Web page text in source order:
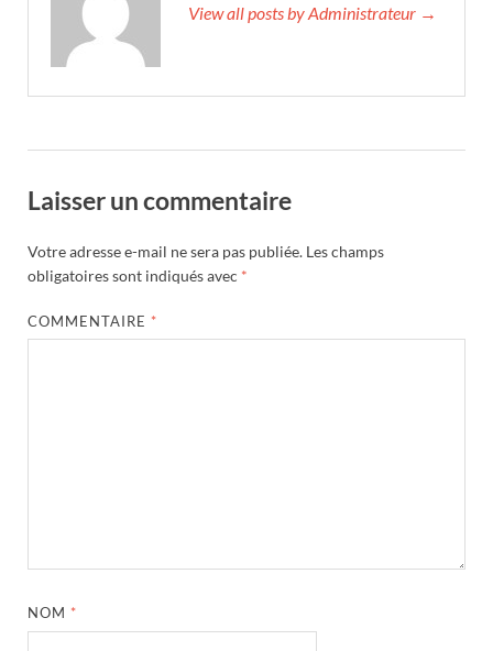
View all posts by Administrateur →
Laisser un commentaire
Votre adresse e-mail ne sera pas publiée. Les champs
obligatoires sont indiqués avec *
COMMENTAIRE *
NOM *